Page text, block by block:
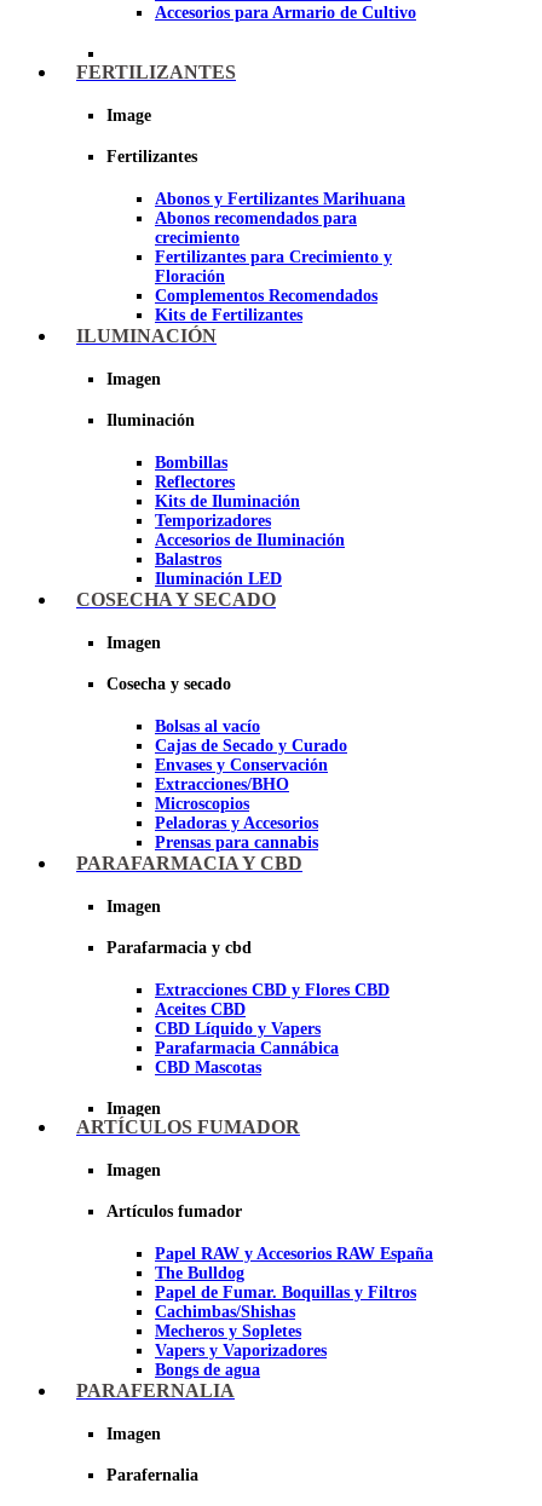
Accesorios para Armario de Cultivo
FERTILIZANTES
Image
Fertilizantes
Abonos y Fertilizantes Marihuana
Abonos recomendados para
crecimiento
Fertilizantes para Crecimiento y
Floración
Complementos Recomendados
Kits de Fertilizantes
ILUMINACIÓN
Imagen
Iluminación
Bombillas
Reflectores
Kits de Iluminación
Temporizadores
Accesorios de Iluminación
Balastros
Iluminación LED
Iluminación LEC
COSECHA Y SECADO
Imagen
Cosecha y secado
Bolsas al vacío
Cajas de Secado y Curado
Envases y Conservación
Extracciones/BHO
Microscopios
Peladoras y Accesorios
Prensas para cannabis
Secadores de cogollos
PARAFARMACIA Y CBD
Imagen
Parafarmacia y cbd
Extracciones CBD y Flores CBD
Aceites CBD
CBD Líquido y Vapers
Parafarmacia Cannábica
CBD Mascotas
Imagen
ARTÍCULOS FUMADOR
Imagen
Artículos fumador
Papel RAW y Accesorios RAW España
The Bulldog
Papel de Fumar. Boquillas y Filtros
Cachimbas/Shishas
Mecheros y Sopletes
Vapers y Vaporizadores
Bongs de agua
Bandejas para liar
Ceniceros para Fumadores
Pipas BHO
Dabbers
PARAFERNALIA
Imagen
Parafernalia